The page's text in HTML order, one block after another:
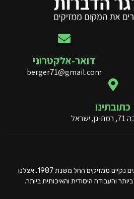
דואר-אלקטרוני
berger71@gmail.com
כתובתינו
ישראל
ברגר הדברות, שומרים על בתים נקיים ממזיקים החל משנת 1987. אצלנו
והעבודה היסודית והאיכותית ביותר.